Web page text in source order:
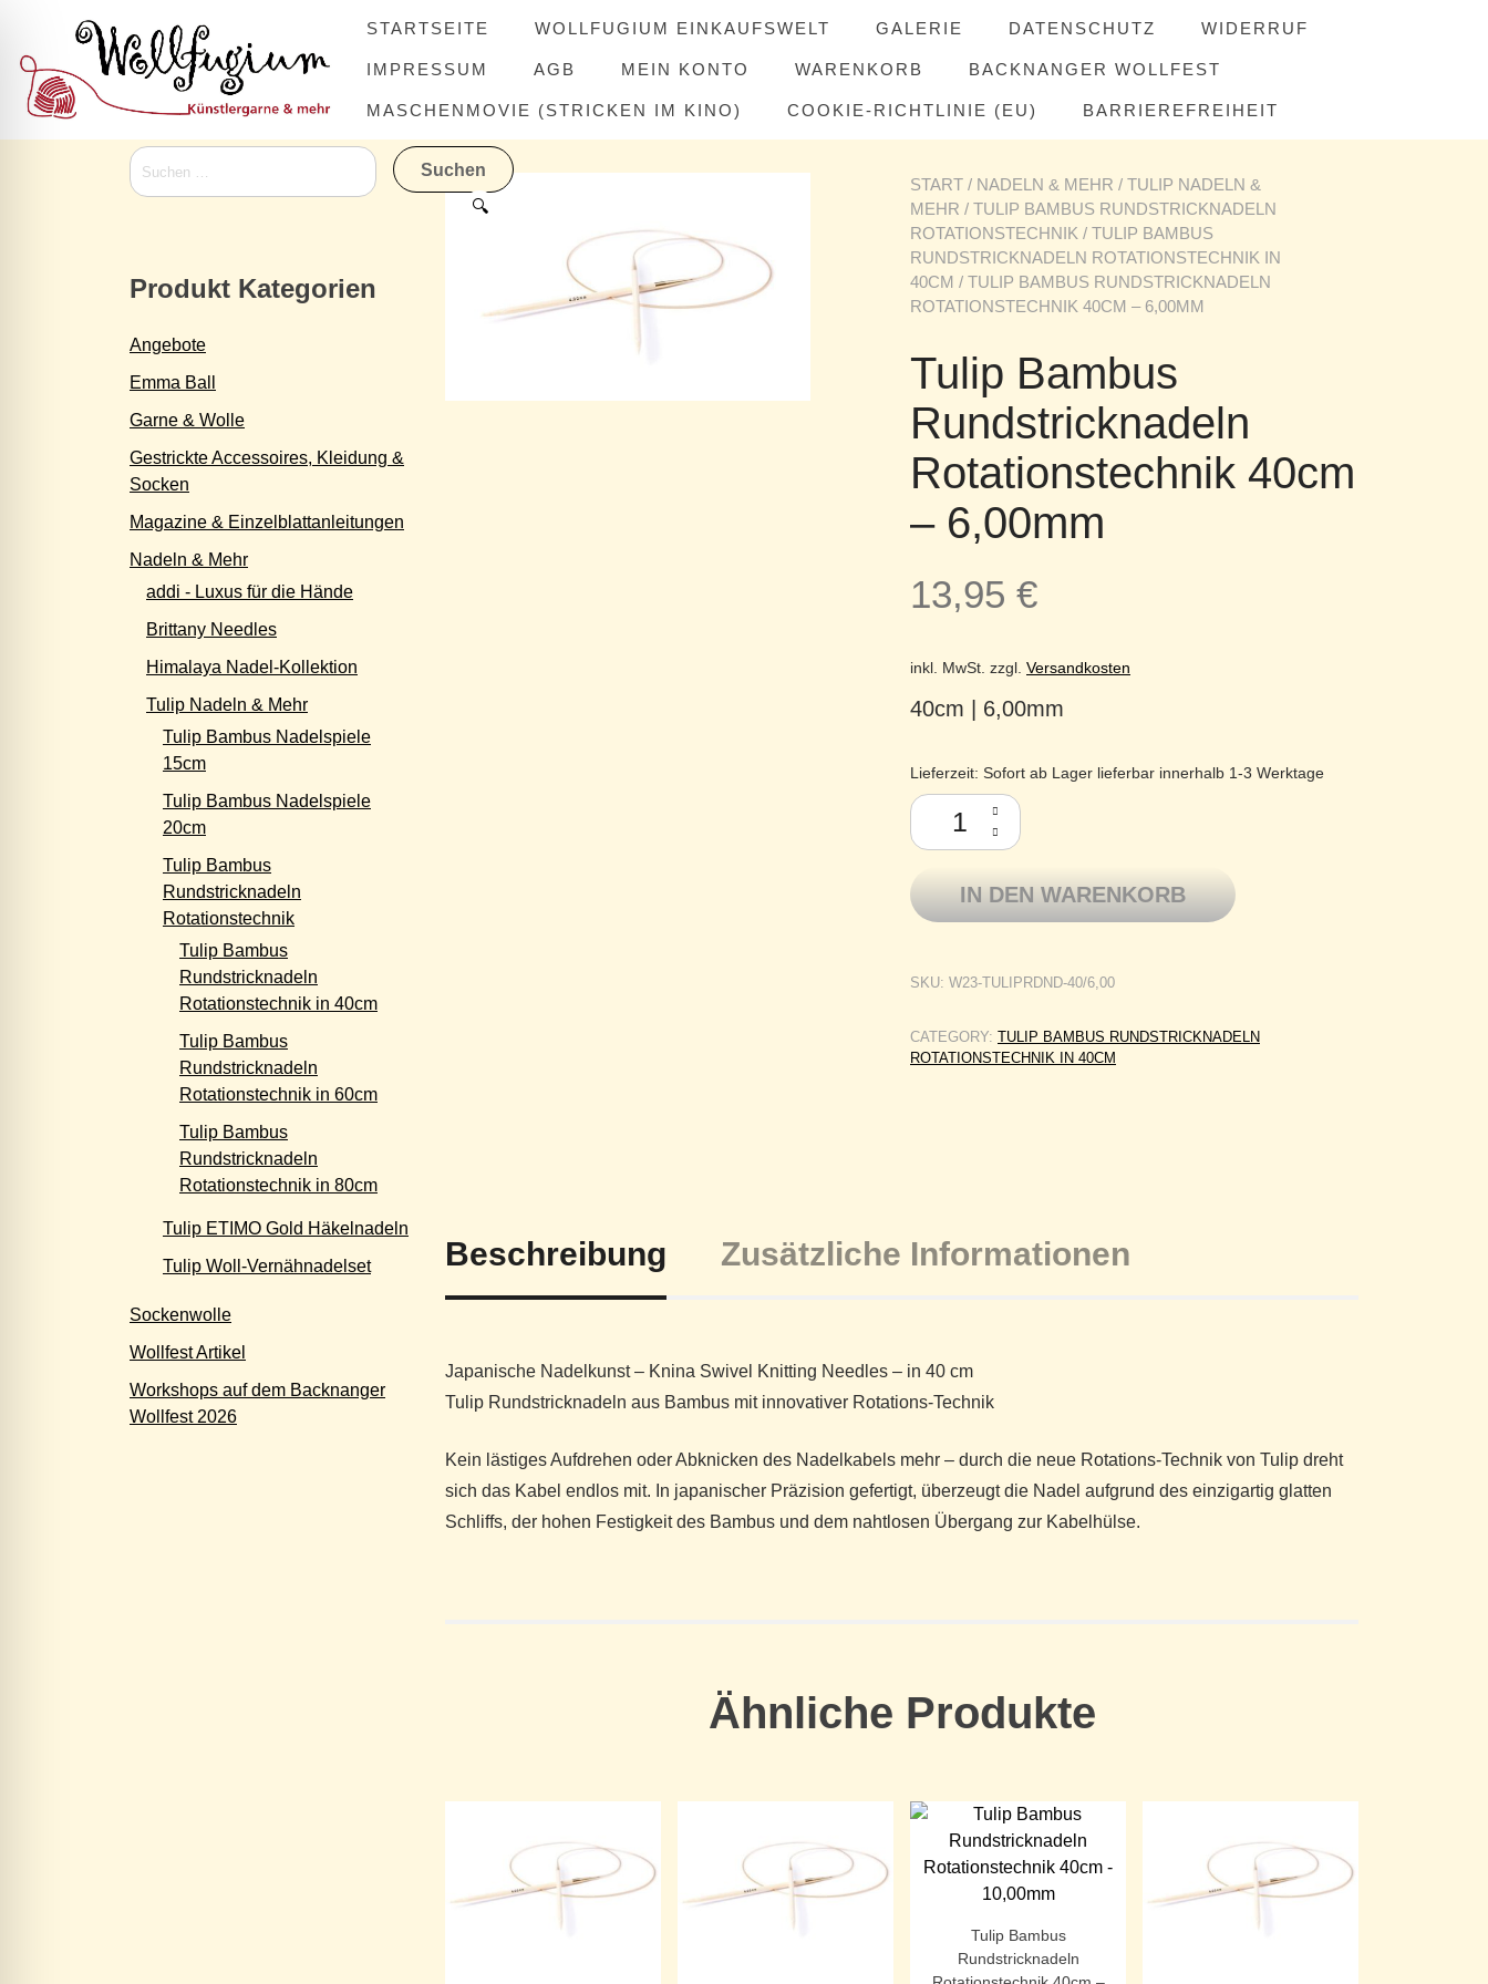
content
STARTSEITE WOLLFUGIUM EINKAUFSWELT GALERIE DATENSCHUTZ WIDERRUF
IMPRESSUM AGB MEIN KONTO WARENKORB BACKNANGER WOLLFEST
MASCHENMOVIE (STRICKEN IM KINO) COOKIE-RICHTLINIE (EU) BARRIEREFREIHEIT
🔍
START / NADELN & MEHR / TULIP NADELN &
MEHR / TULIP BAMBUS RUNDSTRICKNADELN
ROTATIONSTECHNIK / TULIP BAMBUS
RUNDSTRICKNADELN ROTATIONSTECHNIK IN
40CM / TULIP BAMBUS RUNDSTRICKNADELN
ROTATIONSTECHNIK 40CM – 6,00MM
Tulip Bambus
Rundstricknadeln
Rotationstechnik 40cm
– 6,00mm
13,95 €
inkl. MwSt. zzgl. Versandkosten
40cm | 6,00mm
Lieferzeit: Sofort ab Lager lieferbar innerhalb 1-3 Werktage
Tulip Bambus Rundstricknadeln Rotationstechnik 40cm - 6,00mm Menge
IN DEN WARENKORB
SKU: W23-TULIPRDND-40/6,00
CATEGORY: TULIP BAMBUS RUNDSTRICKNADELN
ROTATIONSTECHNIK IN 40CM
Beschreibung Zusätzliche Informationen
Japanische Nadelkunst – Knina Swivel Knitting Needles – in 40 cm
Tulip Rundstricknadeln aus Bambus mit innovativer Rotations-Technik
Kein lästiges Aufdrehen oder Abknicken des Nadelkabels mehr – durch die neue Rotations-Technik von Tulip dreht
sich das Kabel endlos mit. In japanischer Präzision gefertigt, überzeugt die Nadel aufgrund des einzigartig glatten
Schliffs, der hohen Festigkeit des Bambus und dem nahtlosen Übergang zur Kabelhülse.
Ähnliche Produkte
Tulip Bambus
Rundstricknadeln
Suchen
nach:
Produkt Kategorien
Angebote
Emma Ball
Garne & Wolle
Gestrickte Accessoires, Kleidung &
Socken
Magazine & Einzelblattanleitungen
Nadeln & Mehr
addi - Luxus für die Hände
Brittany Needles
Himalaya Nadel-Kollektion
Tulip Nadeln & Mehr
Tulip Bambus Nadelspiele
15cm
Tulip Bambus Nadelspiele
20cm
Tulip Bambus
Rundstricknadeln
Rotationstechnik
Tulip Bambus
Rundstricknadeln
Rotationstechnik in 40cm
Tulip Bambus
Rundstricknadeln
Rotationstechnik in 60cm
Tulip Bambus
Rundstricknadeln
Rotationstechnik in 80cm
Tulip ETIMO Gold Häkelnadeln
Tulip Woll-Vernähnadelset
Sockenwolle
Wollfest Artikel
Workshops auf dem Backnanger
Wollfest 2026